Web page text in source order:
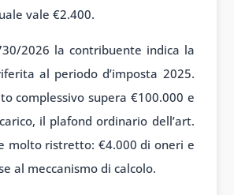
vale €2.400.
2026 la contribuente indica la
al periodo d’imposta 2025.
complessivo supera €100.000 e
il plafond ordinario dell’art.
molto ristretto: €4.000 di oneri e
al meccanismo di calcolo.